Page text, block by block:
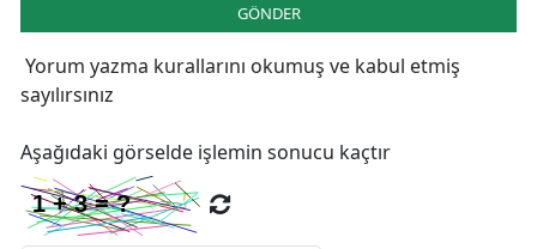
GÖNDER
Yorum yazma kurallarını okumuş ve kabul etmiş
sayılırsınız
Aşağıdaki görselde işlemin sonucu kaçtır